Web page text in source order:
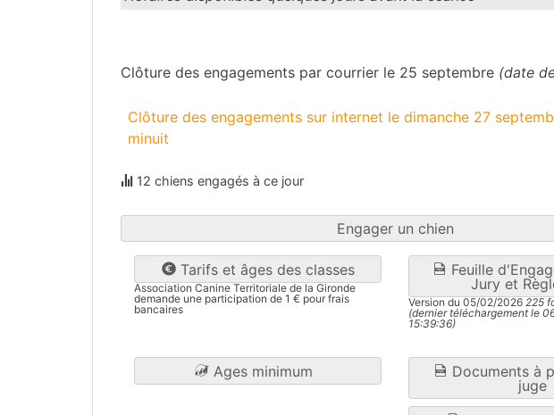
Clôture des engagements par courrier le 25 septembre (date
Clôture des engagements sur internet le dimanche 27
minuit
12 chiens engagés à ce jour
Engager un chien
Tarifs et âges des classes
Association Canine Territoriale de la Gironde
demande une participation de 1 € pour frais
bancaires
Feuille
Jury et
Version du 05/02/2026 225
(dernier téléchargement le
15:39:36)
Ages minimum
Documents à
juge